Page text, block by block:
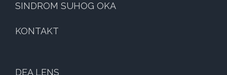
SINDROM SUHOG OKA
KONTAKT
DEA LENS